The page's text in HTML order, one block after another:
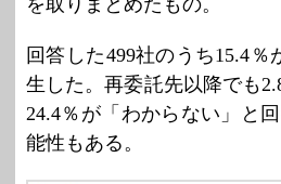
を取りまとめたもの。
回答した499社のうち15.4
生した。再委託先以降でも
24.4％が「わからない」と
能性もある。